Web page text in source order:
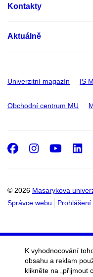
Kontakty
Aktuálně
Univerzitní magazín IS
Obchodní centrum MU
© 2026 Masarykova
Správce webu
Facebook
K vyhodnocování
obsahu a reklam
klikněte na „přijmout